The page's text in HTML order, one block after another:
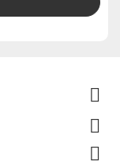


